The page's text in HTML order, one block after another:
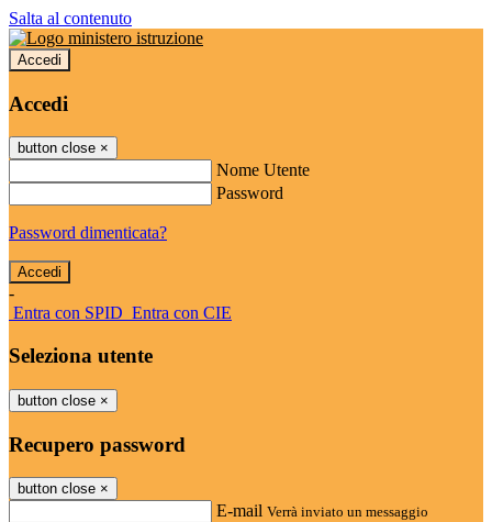
Salta al contenuto
Accedi
Accedi
button close ×
Nome Utente
Password
Password dimenticata?
-
Entra con SPID Entra con CIE
Seleziona utente
button close ×
Recupero password
button close ×
E-mail Verrà inviato un messaggio